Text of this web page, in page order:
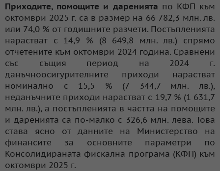
Приходите, помощите и даренията по КФП към
октомври 2025 г. са в размер на 66 782,3 млн. лв.
или 74,0 % от годишните разчети. Постъпленията
нарастват с 14,9 % (8 649,8 млн. лв.) спрямо
отчетените към октомври 2024 година. Сравнени
със същия период на 2024 г.
данъчноосигурителните приходи нарастват
номинално с 15,5 % (7 344,7 млн. лв.),
неданъчните приходи нарастват с 19,7 % (1 631,7
млн. лв.), а постъпленията в частта на помощите
и даренията са по-малко с 326,6 млн. лева. Това
става ясно от данните на Министерство на
финансите за основните параметри по
Консолидираната фискална програма (КФП) към
октомври 2025 г.